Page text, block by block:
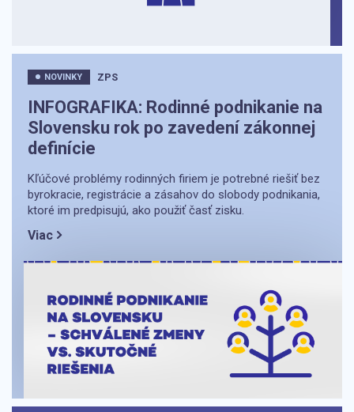
NOVINKY ZPS
INFOGRAFIKA: Rodinné podnikanie na
Slovensku rok po zavedení zákonnej
definície
Kľúčové problémy rodinných firiem je potrebné riešiť bez
byrokracie, registrácie a zásahov do slobody podnikania,
ktoré im predpisujú, ako použiť časť zisku.
Viac